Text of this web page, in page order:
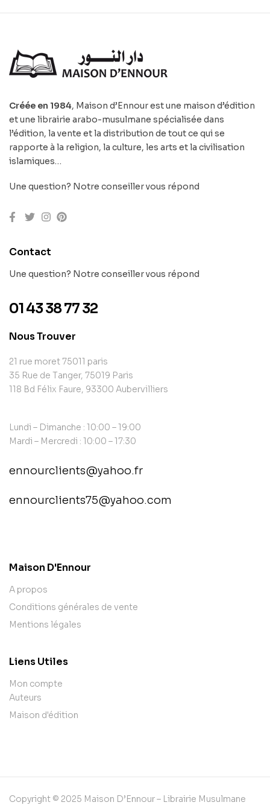
Créée en 1984, Maison d’Ennour est une maison d’édition
et une librairie arabo-musulmane spécialisée dans
l’édition, la vente et la distribution de tout ce qui se
rapporte à la religion, la culture, les arts et la civilisation
islamiques…
Une question? Notre conseiller vous répond
Contact
Une question? Notre conseiller vous répond
01 43 38 77 32
Nous Trouver
21 rue moret 75011 paris
35 Rue de Tanger, 75019 Paris
118 Bd Félix Faure, 93300 Aubervilliers
Lundi – Dimanche : 10:00 – 19:00
Mardi – Mercredi : 10:00 – 17:30
ennourclients@yahoo.fr
ennourclients75@yahoo.com
Maison D'Ennour
A propos
Conditions générales de vente
Mentions légales
Liens Utiles
Mon compte
Auteurs
Maison d'édition
Copyright © 2025 Maison D’Ennour – Librairie Musulmane